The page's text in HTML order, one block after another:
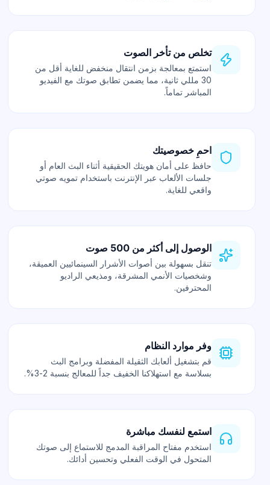
تخلص من تأخر الصوت
استمتع بمعالجة بزمن انتقال منخفض للغاية أقل من
30 مللي ثانية، مما يضمن تطابق صوتك مع الفيديو
المباشر تماماً.
احمِ خصوصيتك
حافظ على أمان هويتك الحقيقية أثناء البث العام أو
جلسات الألعاب عبر الإنترنت باستخدام تمويه صوتي
واقعي للغاية.
الوصول إلى أكثر من 500 صوت
تنقل بسهولة بين أصوات الأشرار السينمائيين العميقة،
وشخصيات الأنمي المشرقة، ومذيعي الراديو
المحترفين.
وفر موارد النظام
قم بتشغيل ألعابك الثقيلة المفضلة وبرامج البث
بسلاسة مع استهلاكنا الخفيف جداً للمعالج بنسبة 2-3%.
استمع لنفسك مباشرة
استخدم مفتاح المراقبة المدمج للاستماع إلى صوتك
المتحول في الوقت الفعلي وتحسين أدائك.